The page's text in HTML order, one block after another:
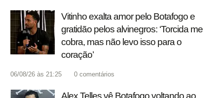
Vitinho exalta amor pelo Botafogo e
gratidão pelos alvinegros: ‘Torcida me
cobra, mas não levo isso para o
coração’
06/08/26 às 21:25 0 comentários